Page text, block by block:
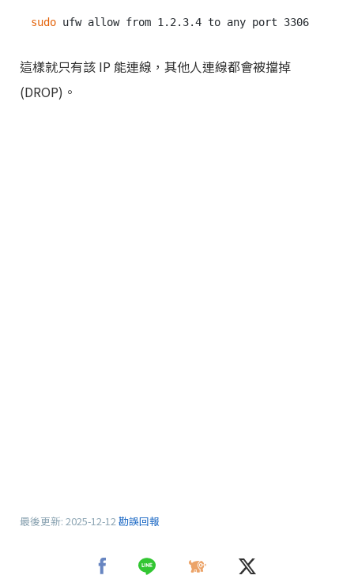
sudo
這樣就只有該 IP 能連線，其他人連線都會被擋掉
(DROP)。
最後更新: 2025-12-12 勘誤回報